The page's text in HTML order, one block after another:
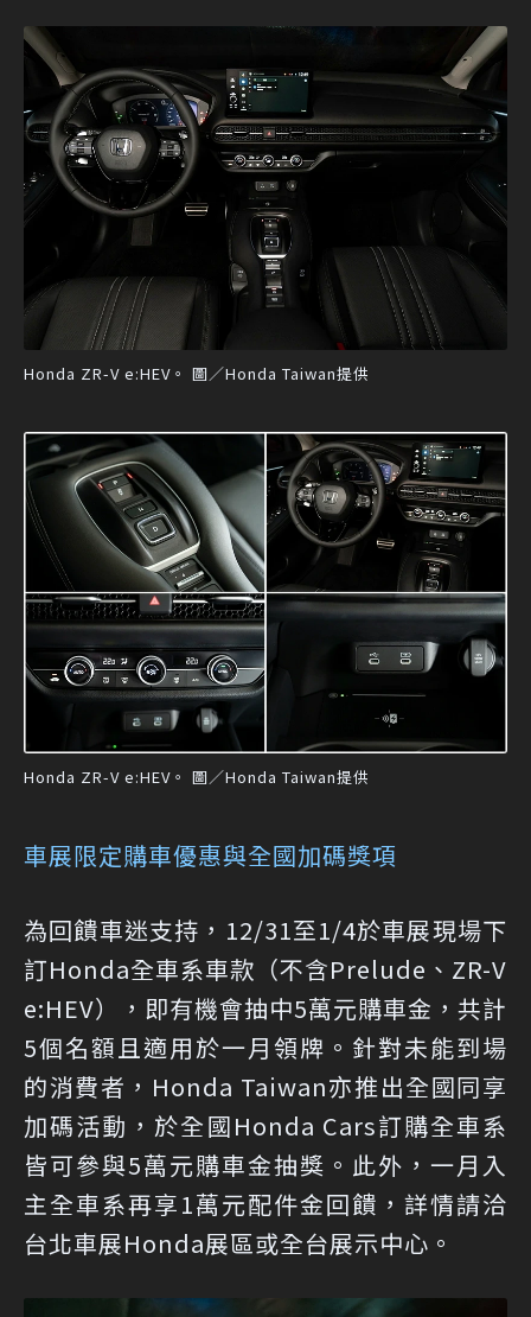
Honda ZR-V e:HEV。 圖／Honda Taiwan提供
Honda ZR-V e:HEV。 圖／Honda Taiwan提供
車展限定購車優惠與全國加碼獎項
為回饋車迷支持，12/31至1/4於車展現場下
訂Honda全車系車款（不含Prelude、ZR-V
e:HEV），即有機會抽中5萬元購車金，共計
5個名額且適用於一月領牌。針對未能到場
的消費者，Honda Taiwan亦推出全國同享
加碼活動，於全國Honda Cars訂購全車系
皆可參與5萬元購車金抽獎。此外，一月入
主全車系再享1萬元配件金回饋，詳情請洽
台北車展Honda展區或全台展示中心。